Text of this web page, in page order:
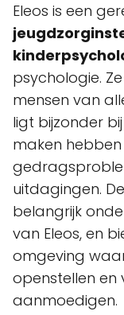
Eleos is een
psychologie.
mensen van
ligt bijzonder
maken
uitdagingen.
belangrijk
van Eleos, en
omgeving
openstellen en
aanmoedigen.